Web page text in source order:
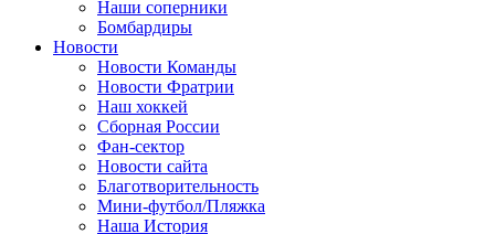
Наши соперники
Бомбардиры
Новости
Новости Команды
Новости Фратрии
Наш хоккей
Сборная России
Фан-cектор
Новости сайта
Благотворительность
Мини-футбол/Пляжка
Наша История